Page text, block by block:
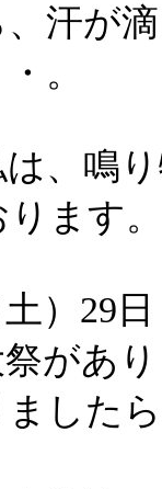
汗が
。
、鳴
ります。
）29
があ
した